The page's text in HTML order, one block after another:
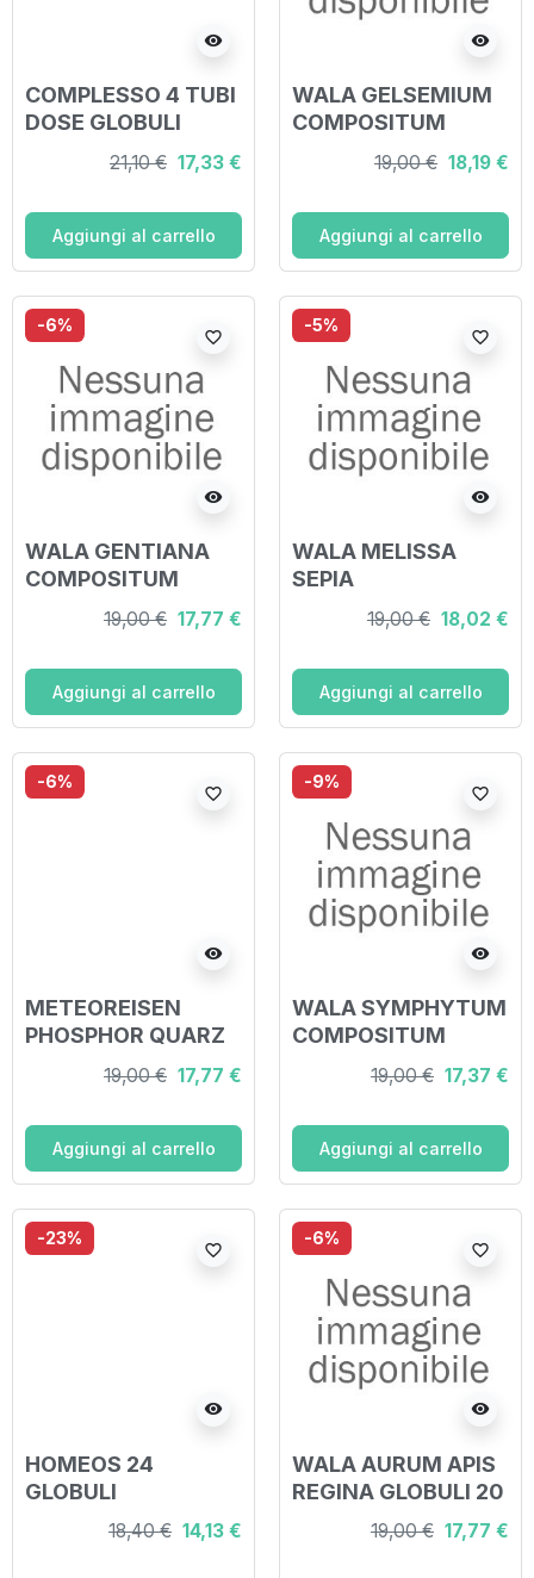
visibility
COMPLESSO 4 TUBI
DOSE GLOBULI
21,10 € 17,33 €
Aggiungi al carrello
visibility
WALA GELSEMIUM
COMPOSITUM
GLOBULI 20 G
19,00 € 18,19 €
Aggiungi al carrello
-6%
visibility
favorite_border
WALA GENTIANA
COMPOSITUM
GLOBULI 20 G
19,00 € 17,77 €
Aggiungi al carrello
-5%
visibility
favorite_border
WALA MELISSA
SEPIA
COMPOSITUM
GLOBULI 20 G
19,00 € 18,02 €
Aggiungi al carrello
-6%
visibility
favorite_border
METEOREISEN
PHOSPHOR QUARZ
20 G GLOBULI WALA
19,00 € 17,77 €
Aggiungi al carrello
-9%
visibility
favorite_border
WALA SYMPHYTUM
COMPOSITUM
GLOBULI 20 G
19,00 € 17,37 €
Aggiungi al carrello
-23%
visibility
favorite_border
HOMEOS 24
GLOBULI
18,40 € 14,13 €
-6%
visibility
favorite_border
WALA AURUM APIS
REGINA GLOBULI 20
19,00 € 17,77 €